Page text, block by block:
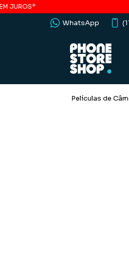
WhatsApp
Películas de